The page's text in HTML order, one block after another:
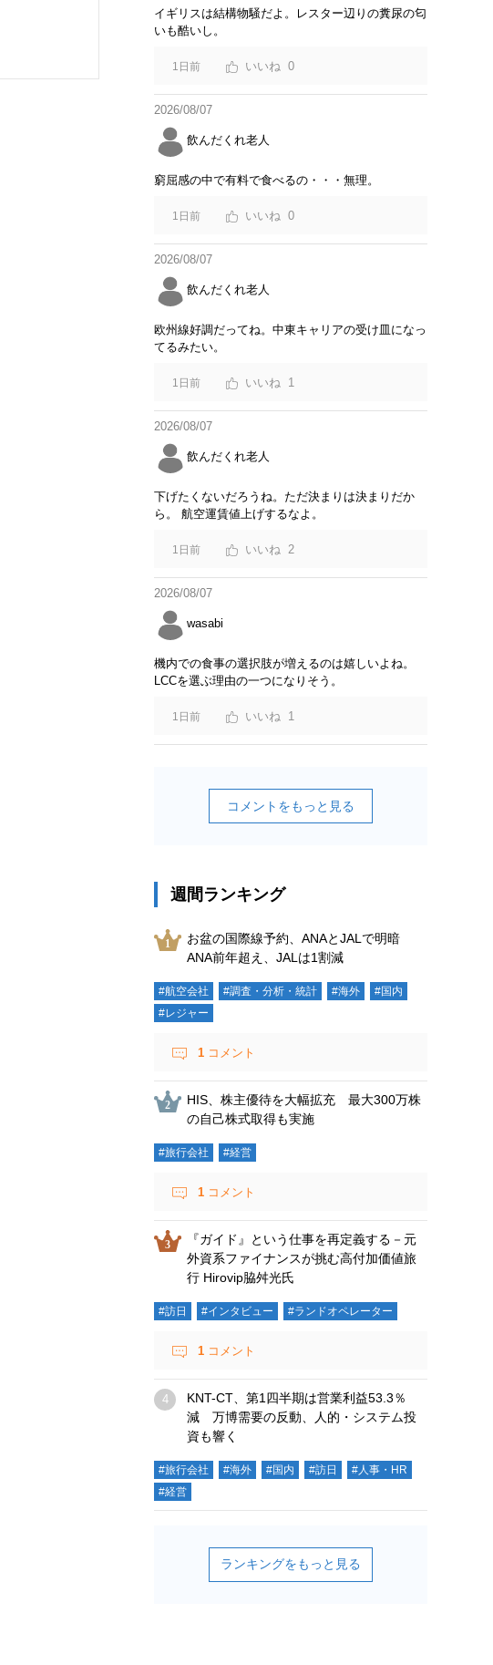
イギリスは結構物騒だよ。レスター辺りの糞尿の匂
いも酷いし。
1日前 0
2026/08/07
飲んだくれ老人
窮屈感の中で有料で食べるの・・・無理。
1日前 0
2026/08/07
飲んだくれ老人
欧州線好調だってね。中東キャリアの受け皿になっ
てるみたい。
1日前 1
2026/08/07
飲んだくれ老人
下げたくないだろうね。ただ決まりは決まりだか
ら。 航空運賃値上げするなよ。
1日前 2
2026/08/07
wasabi
機内での食事の選択肢が増えるのは嬉しいよね。
LCCを選ぶ理由の一つになりそう。
1日前 1
コメントをもっと見る
週間ランキング
お盆の国際線予約、ANAとJALで明暗
ANA前年超え、JALは1割減
#航空会社 #調査・分析・統計 #海外
#国内
#レジャー
1 コメント
HIS、株主優待を大幅拡充 最大300万株
の自己株式取得も実施
#旅行会社 #経営
1 コメント
『ガイド』という仕事を再定義する－元
外資系ファイナンスが挑む高付加価値旅
行 Hirovip脇舛光氏
#訪日 #インタビュー #ランドオペレーター
1 コメント
KNT-CT、第1四半期は営業利益53.3％
減 万博需要の反動、人的・システム投
資も響く
#旅行会社 #海外 #国内 #訪日
#人事・HR
#経営